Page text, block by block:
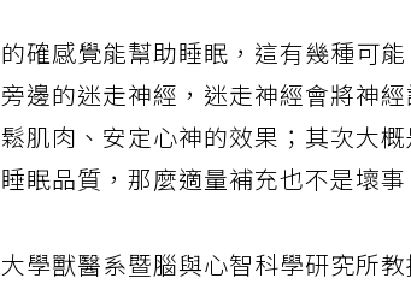
確感覺能幫助睡眠，這有幾種可
邊的迷走神經，迷走神經會將神
肌肉、安定心神的效果；其次大
眠品質，那麼適量補充也不是壞事
學獸醫系暨腦與心智科學研究所